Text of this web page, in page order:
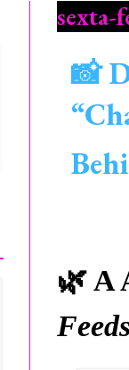
sexta-
📸
🌿A